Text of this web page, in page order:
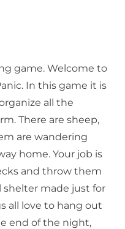
game. Welcome to
In this game it is
all the
There are sheep,
are wandering
home. Your job is
and throw them
made just for
all love to hang out
end of the night,